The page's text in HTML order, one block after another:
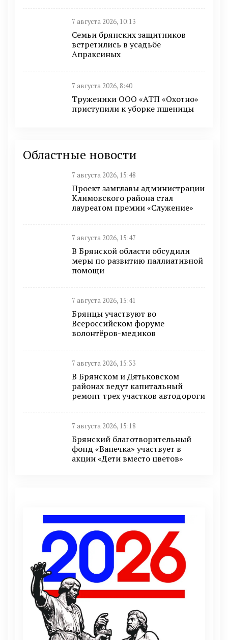
7 августа 2026, 10:13
Семьи брянских защитников
встретились в усадьбе
Апраксиных
7 августа 2026, 8:40
Труженики ООО «АТП «Охотно»
приступили к уборке пшеницы
Областные новости
7 августа 2026, 15:48
Проект замглавы администрации
Климовского района стал
лауреатом премии «Служение»
7 августа 2026, 15:47
В Брянской области обсудили
меры по развитию паллиативной
помощи
7 августа 2026, 15:41
Брянцы участвуют во
Всероссийском форуме
волонтёров-медиков
7 августа 2026, 15:33
В Брянском и Дятьковском
районах ведут капитальный
ремонт трех участков автодороги
7 августа 2026, 15:18
Брянский благотворительный
фонд «Ванечка» участвует в
акции «Дети вместо цветов»